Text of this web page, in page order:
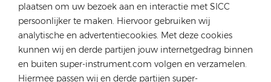
plaatsen om uw bezoek aan en interactie met SICC
persoonlijker te maken. Hiervoor gebruiken wij
analytische en advertentiecookies. Met deze cookies
kunnen wij en derde partijen jouw internetgedrag binnen
en buiten super-instrument.com volgen en verzamelen.
Hiermee passen wij en derde partijen super-
Tel :+84 522 038 896
E-mail :vn@rongstar.com
Kantoor :102 Phung Van Cung Street,Ward 7,
Phu Nhuan District, HoChi